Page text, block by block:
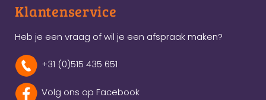
Klantenservice
Heb je een vraag of wil je een afspraak maken?
+31 (0)515 435 651
Volg ons op Facebook